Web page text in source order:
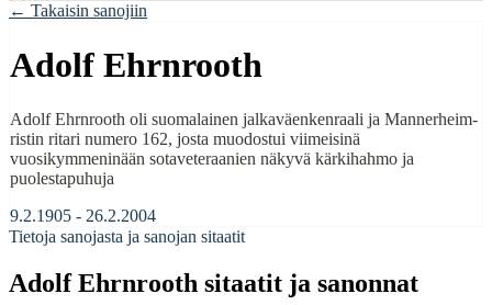
← Takaisin sanojiin
Adolf Ehrnrooth
Adolf Ehrnrooth oli suomalainen jalkaväenkenraali ja Mannerheim-
ristin ritari numero 162, josta muodostui viimeisinä
vuosikymmeninään sotaveteraanien näkyvä kärkihahmo ja
puolestapuhuja
9.2.1905 - 26.2.2004
Tietoja sanojasta ja sanojan sitaatit
Adolf Ehrnrooth sitaatit ja sanonnat